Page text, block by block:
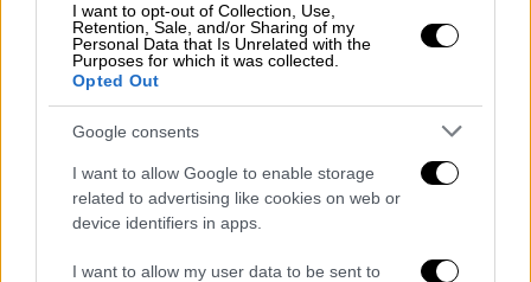
I want to opt-out of Collection, Use,
Retention, Sale, and/or Sharing of my
Personal Data that Is Unrelated with the
Purposes for which it was collected.
Opted Out
Google consents
I want to allow Google to enable storage
related to advertising like cookies on web or
device identifiers in apps.
I want to allow my user data to be sent to
Το περιστατικό συνέβη στις 22.30 το βράδυ
της Πέμπτηςμετά από πρόσκρουση λέμβου
στα βράχια. Τα δύο θύματα είναι γυναίκες,
ενώ συνολικά 12 από τους πρόσφυγες και
μετανάστες μεταφέρθηκαν στο νοσοκομείο
Χίου. Ένας νοσηλεύεται στη ΜΕΘ και πέντε
στη χειρουργική και παθολογική κλινική.